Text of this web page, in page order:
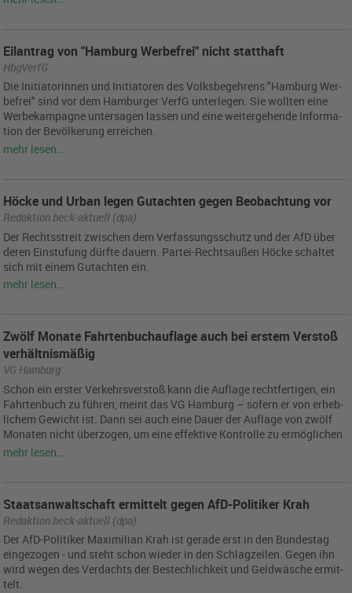
Eilantrag von "Hamburg Werbefrei" nicht statthaft
HbgVerfG
Die In­itia­to­rin­nen und In­itia­to­ren des Volks­be­geh­rens "Ham­burg Wer­
be­frei" sind vor dem Ham­bur­ger VerfG un­ter­le­gen. Sie woll­ten eine
Wer­be­kam­pa­gne un­ter­sa­gen las­sen und eine wei­ter­ge­hen­de In­for­ma­
ti­on der Be­völ­ke­rung er­rei­chen.
mehr lesen…
Höcke und Urban legen Gutachten gegen Beobachtung vor
Redaktion beck-aktuell (dpa)
Der Rechts­streit zwi­schen dem Ver­fas­sungs­schutz und der AfD über
deren Ein­stu­fung dürf­te dau­ern. Par­tei-Rechts­au­ßen Höcke schal­tet
sich mit einem Gut­ach­ten ein.
mehr lesen…
Zwölf Monate Fahrtenbuchauflage auch bei erstem Verstoß
verhältnismäßig
VG Hamburg
Schon ein ers­ter Ver­kehrs­ver­stoß kann die Auf­la­ge recht­fer­ti­gen, ein
Fahr­ten­buch zu füh­ren, meint das VG Ham­burg – so­fern er von er­heb­
li­chem Ge­wicht ist. Dann sei auch eine Dauer der Auf­la­ge von zwölf
Mo­na­ten nicht über­zo­gen, um eine ef­fek­ti­ve Kon­trol­le zu er­mög­li­chen.
mehr lesen…
Staatsanwaltschaft ermittelt gegen AfD-Politiker Krah
Redaktion beck-aktuell (dpa)
Der AfD-Po­li­ti­ker Ma­xi­mi­li­an Krah ist ge­ra­de erst in den Bun­des­tag
ein­ge­zo­gen - und steht schon wie­der in den Schlag­zei­len. Gegen ihn
wird wegen des Ver­dachts der Be­stech­lich­keit und Geld­wä­sche er­mit­
telt.